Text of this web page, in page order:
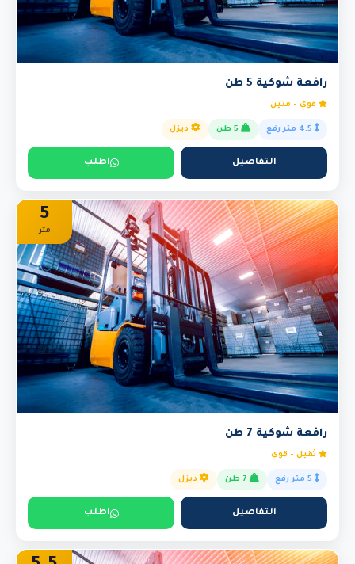
رافعة شوكية 5 طن
قوي - متين
ديزل
التفاصيل اطلب
5
متر
رافعة شوكية 7 طن
ثقيل - قوي
ديزل
التفاصيل اطلب